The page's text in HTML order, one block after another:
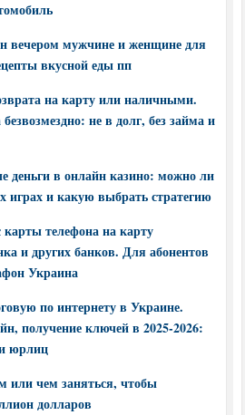
вечером мужчине и женщине для
вкусной еды пп
на карту или наличными.
не в долг, без займа и
деньги в онлайн казино: можно ли
играх и какую выбрать стратегию
карты телефона на карту
и других банков. Для абонентов
Украина
по интернету в Украине.
получение ключей в 2025-2026:
юрлиц
или чем заняться, чтобы
долларов